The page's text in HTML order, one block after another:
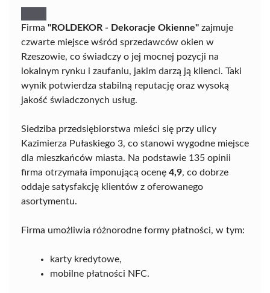
Firma "ROLDEKOR - Dekoracje Okienne" zajmuje
czwarte miejsce wśród sprzedawców okien w
Rzeszowie, co świadczy o jej mocnej pozycji na
lokalnym rynku i zaufaniu, jakim darzą ją klienci. Taki
wynik potwierdza stabilną reputację oraz wysoką
jakość świadczonych usług.
Siedziba przedsiębiorstwa mieści się przy ulicy
Kazimierza Pułaskiego 3, co stanowi wygodne miejsce
dla mieszkańców miasta. Na podstawie 135 opinii
firma otrzymała imponującą ocenę 4,9, co dobrze
oddaje satysfakcję klientów z oferowanego
asortymentu.
Firma umożliwia różnorodne formy płatności, w tym:
karty kredytowe,
mobilne płatności NFC.